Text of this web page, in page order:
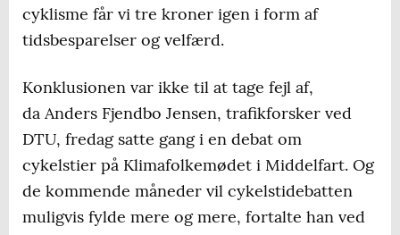
cyklisme får vi tre kroner igen i form af
tidsbesparelser og velfærd.
Konklusionen var ikke til at tage fejl af,
da Anders Fjendbo Jensen, trafikforsker ved
DTU, fredag satte gang i en debat om
cykelstier på Klimafolkemødet i Middelfart. Og
de kommende måneder vil cykelstidebatten
muligvis fylde mere og mere, fortalte han ved